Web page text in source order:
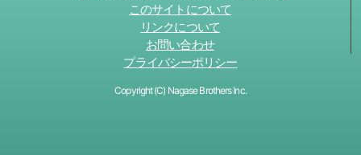
このサイトについて
リンクについて
お問い合わせ
プライバシーポリシー
Copyright (C) Nagase Brothers Inc.